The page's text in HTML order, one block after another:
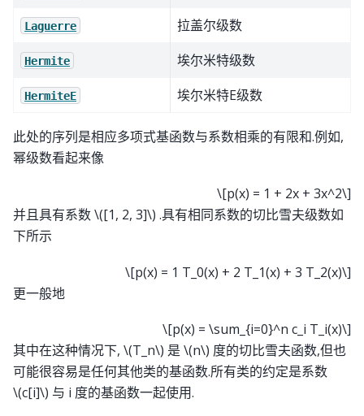
Laguerre 拉盖尔级数
Hermite 埃尔米特级数
HermiteE 埃尔米特E级数
此处的序列是相应多项式基函数与系数相乘的有限和.例如,
幂级数看起来像
\[p(x) = 1 + 2x + 3x^2\]
并且具有系数\([1, 2, 3]\) .具有相同系数的切比雪夫级数如
下所示
\[p(x) = 1 T_0(x) + 2 T_1(x) + 3 T_2(x)\]
更一般地
\[p(x) = \sum_{i=0}^n c_i T_i(x)\]
其中在这种情况下, \(T_n\) 是 \(n\) 度的切比雪夫函数,但也
可能很容易是任何其他类的基函数.所有类的约定是系数
\(c[i]\) 与 i 度的基函数一起使用.